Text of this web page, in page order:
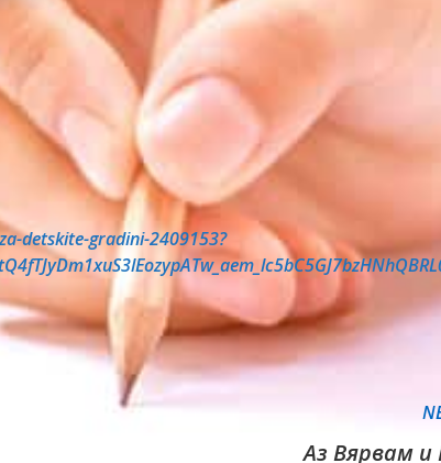
detskite-gradini-2409153?
Аз Вярвам